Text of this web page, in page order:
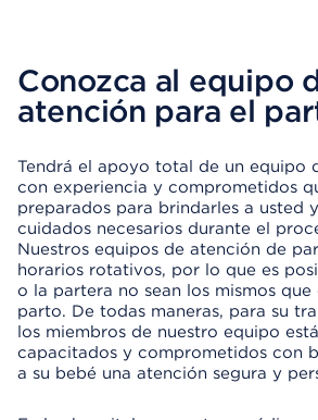
Conozca al equipo
atención para el
Tendrá el apoyo total de un equipo
con experiencia y comprometidos
preparados para brindarles a usted
cuidados necesarios durante el
Nuestros equipos de atención de
horarios rotativos, por lo que es
o la partera no sean los mismos
parto. De todas maneras, para su
los miembros de nuestro equipo
capacitados y comprometidos con
a su bebé una atención segura y